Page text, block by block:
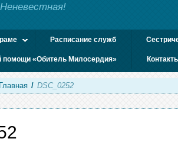
Расписание служб
помощи «Обитель Милосердия»
Главная / DSC_0252